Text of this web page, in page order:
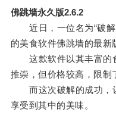
佛跳墙永久版2.6.2
近日，一位名为“破解
的美食软件佛跳墙的最新
这款软件以其丰富的
推崇，但价格较高，限制
而这次破解的成功，让
享受到其中的美味。